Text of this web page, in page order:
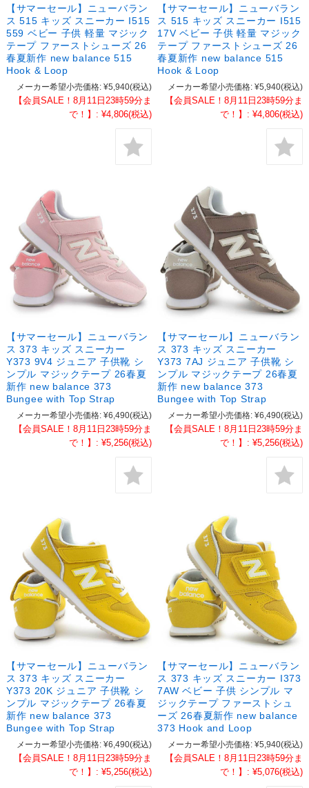
【サマーセール】ニューバラン
ス 515 キッズ スニーカー I515
559 ベビー 子供 軽量 マジック
テープ ファーストシューズ 26
春夏新作 new balance 515
Hook & Loop
メーカー希望小売価格: ¥5,940(税込)
【会員SALE！8月11日23時59分ま
で！】: ¥4,806(税込)
【サマーセール】ニューバラン
ス 515 キッズ スニーカー I515
17V ベビー 子供 軽量 マジック
テープ ファーストシューズ 26
春夏新作 new balance 515
Hook & Loop
メーカー希望小売価格: ¥5,940(税込)
【会員SALE！8月11日23時59分ま
で！】: ¥4,806(税込)
【サマーセール】ニューバラン
ス 373 キッズ スニーカー
Y373 9V4 ジュニア 子供靴 シ
ンプル マジックテープ 26春夏
新作 new balance 373
Bungee with Top Strap
メーカー希望小売価格: ¥6,490(税込)
【会員SALE！8月11日23時59分ま
で！】: ¥5,256(税込)
【サマーセール】ニューバラン
ス 373 キッズ スニーカー
Y373 7AJ ジュニア 子供靴 シ
ンプル マジックテープ 26春夏
新作 new balance 373
Bungee with Top Strap
メーカー希望小売価格: ¥6,490(税込)
【会員SALE！8月11日23時59分ま
で！】: ¥5,256(税込)
【サマーセール】ニューバラン
ス 373 キッズ スニーカー
Y373 20K ジュニア 子供靴 シ
ンプル マジックテープ 26春夏
新作 new balance 373
Bungee with Top Strap
メーカー希望小売価格: ¥6,490(税込)
【会員SALE！8月11日23時59分ま
で！】: ¥5,256(税込)
【サマーセール】ニューバラン
ス 373 キッズ スニーカー I373
7AW ベビー 子供 シンプル マ
ジックテープ ファーストシュ
ーズ 26春夏新作 new balance
373 Hook and Loop
メーカー希望小売価格: ¥5,940(税込)
【会員SALE！8月11日23時59分ま
で！】: ¥5,076(税込)